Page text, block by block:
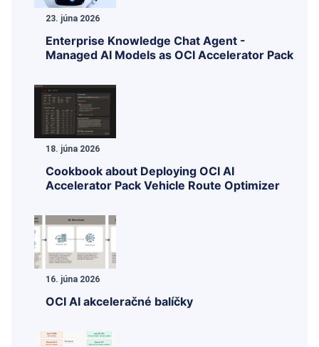
23. júna 2026
Enterprise Knowledge Chat Agent -
Managed AI Models as OCI Accelerator Pack
18. júna 2026
Cookbook about Deploying OCI AI
Accelerator Pack Vehicle Route Optimizer
16. júna 2026
OCI AI akceleračné balíčky